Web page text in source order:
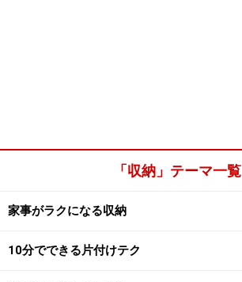
「収納」テーマ一覧
家事がラクになる収納
10分でできる片付けテク